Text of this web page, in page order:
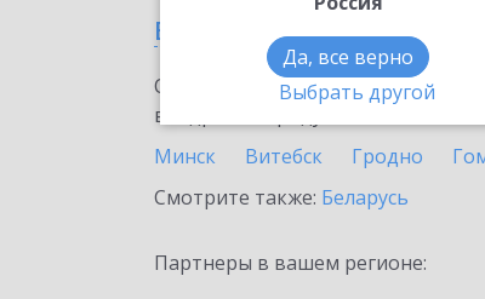
Да, все верно
Выбрать другой
в Борисове
Ознакомьтесь с
внедрение продукта.
Минск
Витебск Гродно
Смотрите также: Беларусь
Партнеры в вашем регионе: